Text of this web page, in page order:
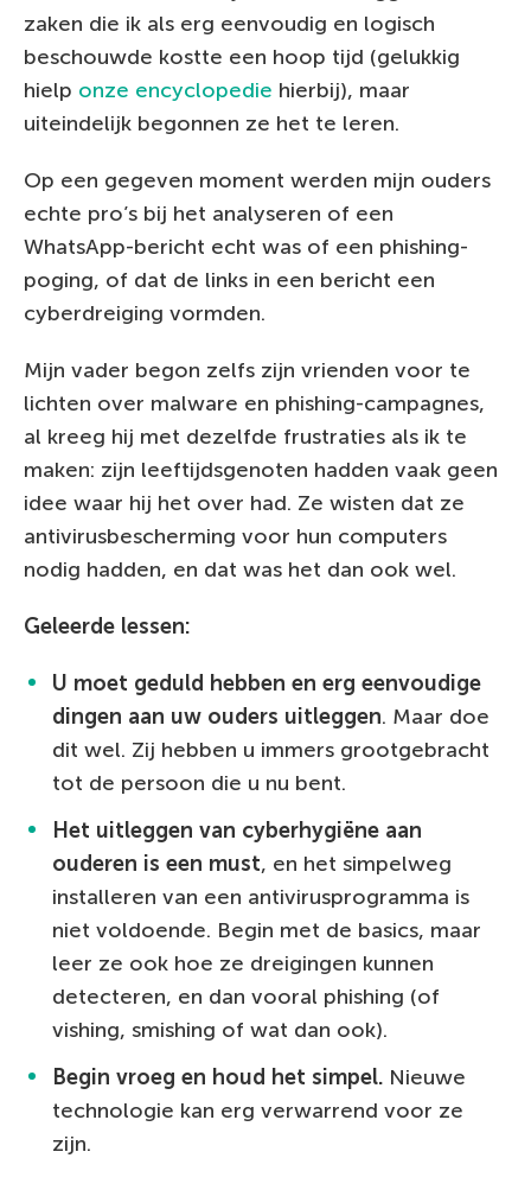
zaken die ik als erg eenvoudig en logisch
beschouwde kostte een hoop tijd (gelukkig
hielp onze encyclopedie hierbij), maar
uiteindelijk begonnen ze het te leren.
Op een gegeven moment werden mijn ouders
echte pro’s bij het analyseren of een
WhatsApp-bericht echt was of een phishing-
poging, of dat de links in een bericht een
cyberdreiging vormden.
Mijn vader begon zelfs zijn vrienden voor te
lichten over malware en phishing-campagnes,
al kreeg hij met dezelfde frustraties als ik te
maken: zijn leeftijdsgenoten hadden vaak geen
idee waar hij het over had. Ze wisten dat ze
antivirusbescherming voor hun computers
nodig hadden, en dat was het dan ook wel.
Geleerde lessen:
U moet geduld hebben en erg eenvoudige
dingen aan uw ouders uitleggen. Maar doe
dit wel. Zij hebben u immers grootgebracht
tot de persoon die u nu bent.
Het uitleggen van cyberhygiëne aan
ouderen is een must, en het simpelweg
installeren van een antivirusprogramma is
niet voldoende. Begin met de basics, maar
leer ze ook hoe ze dreigingen kunnen
detecteren, en dan vooral phishing (of
vishing, smishing of wat dan ook).
Begin vroeg en houd het simpel. Nieuwe
technologie kan erg verwarrend voor ze
zijn.